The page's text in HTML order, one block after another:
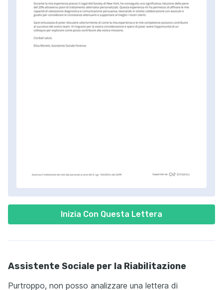
Inizia Con Questa Lettera
Assistente Sociale per la Riabilitazione
Purtroppo, non posso analizzare una lettera di